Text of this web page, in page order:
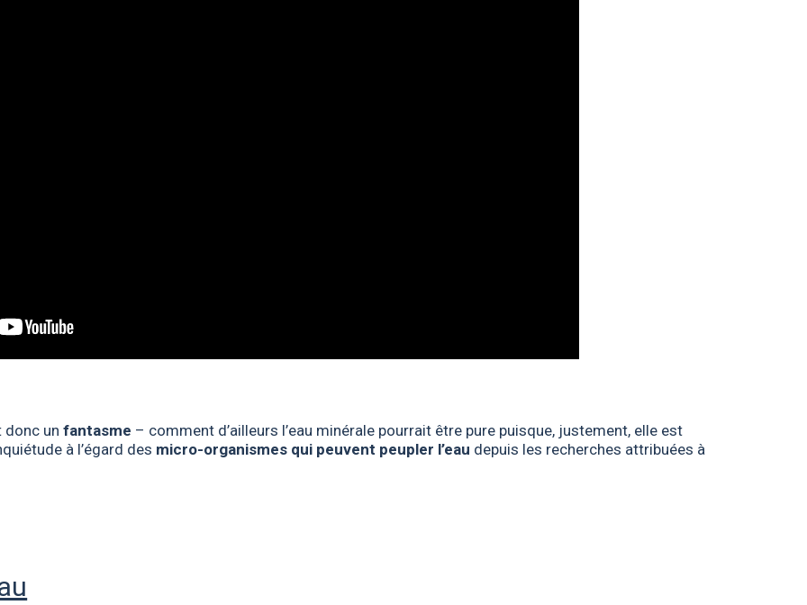
donc unfantasme – comment d’ailleurs l’eau minérale pourrait être pure puisque, justement, elle est
à l’égard des micro-organismes qui peuvent peupler l’eau depuis les recherches attribuées à